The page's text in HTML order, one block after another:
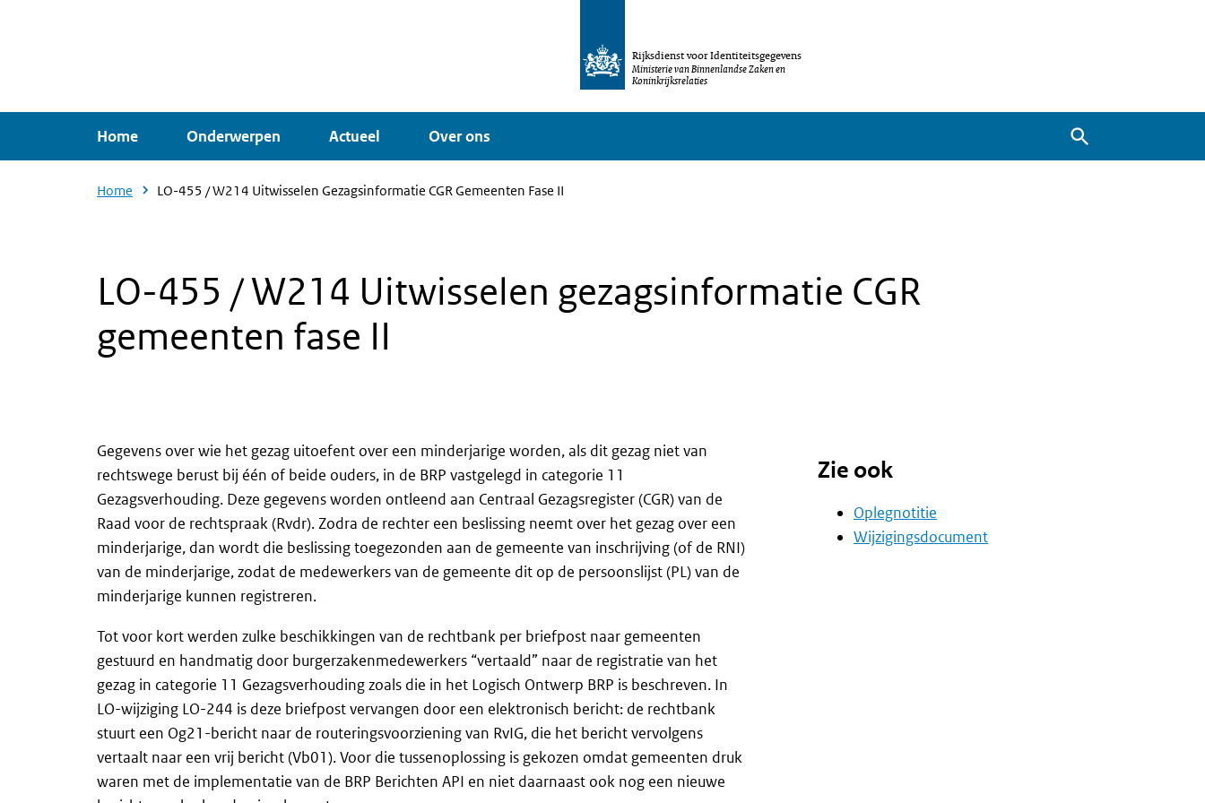
de
gaan
Rijksdienst voor Identiteitsgegevens
Ministerie van Binnenlandse Zaken en
Koninkrijksrelaties
Home Onderwerpen Actueel Over ons
Zoeken
Home LO-455 / W214 Uitwisselen Gezagsinformatie CGR Gemeenten Fase II
LO-455 / W214 Uitwisselen gezagsinformatie CGR
gemeenten fase II
Gegevens over wie het gezag uitoefent over een minderjarige worden, als dit gezag niet van
rechtswege berust bij één of beide ouders, in de BRP vastgelegd in categorie 11
Gezagsverhouding. Deze gegevens worden ontleend aan Centraal Gezagsregister (CGR) van de
Raad voor de rechtspraak (Rvdr). Zodra de rechter een beslissing neemt over het gezag over een
minderjarige, dan wordt die beslissing toegezonden aan de gemeente van inschrijving (of de RNI)
van de minderjarige, zodat de medewerkers van de gemeente dit op de persoonslijst (PL) van de
minderjarige kunnen registreren.
Tot voor kort werden zulke beschikkingen van de rechtbank per briefpost naar gemeenten
gestuurd en handmatig door burgerzakenmedewerkers “vertaald” naar de registratie van het
gezag in categorie 11 Gezagsverhouding zoals die in het Logisch Ontwerp BRP is beschreven. In
LO-wijziging LO-244 is deze briefpost vervangen door een elektronisch bericht: de rechtbank
stuurt een Og21-bericht naar de routeringsvoorziening van RvIG, die het bericht vervolgens
vertaalt naar een vrij bericht (Vb01). Voor die tussenoplossing is gekozen omdat gemeenten druk
waren met de implementatie van de BRP Berichten API en niet daarnaast ook nog een nieuwe
Zie ook
Oplegnotitie
Wijzigingsdocument